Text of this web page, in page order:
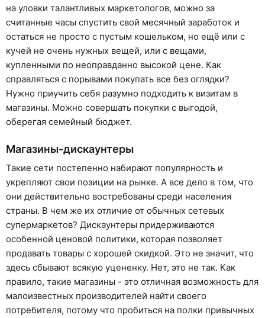
на уловки талантливых маркетологов, можно за
считанные часы спустить свой месячный заработок и
остаться не просто с пустым кошельком, но ещё или с
кучей не очень нужных вещей, или с вещами,
купленными по неоправданно высокой цене. Как
справляться с порывами покупать все без оглядки?
Нужно приучить себя разумно подходить к визитам в
магазины. Можно совершать покупки с выгодой,
оберегая семейный бюджет.
Магазины-дискаунтеры
Такие сети постепенно набирают популярность и
укрепляют свои позиции на рынке. А все дело в том, что
они действительно востребованы среди населения
страны. В чем же их отличие от обычных сетевых
супермаркетов? Дискаунтеры придерживаются
особенной ценовой политики, которая позволяет
продавать товары с хорошей скидкой. Это не значит, что
здесь сбывают всякую уцененку. Нет, это не так. Как
правило, такие магазины - это отличная возможность для
малоизвестных производителей найти своего
потребителя, потому что пробиться на полки привычных